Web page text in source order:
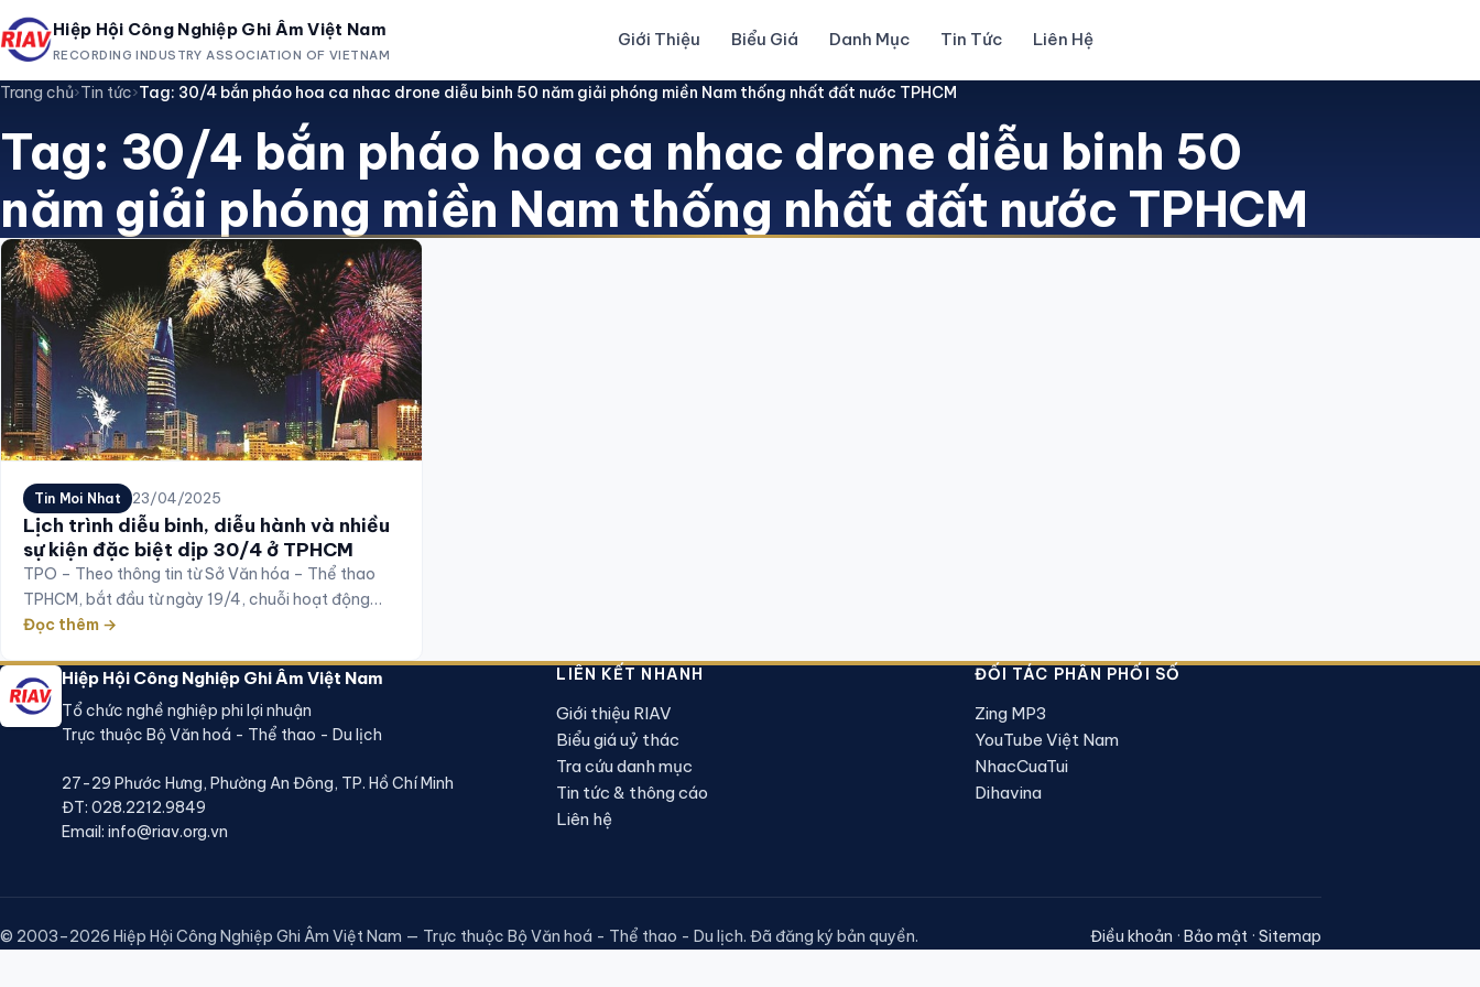
Hiệp Hội Công Nghiệp Ghi Âm Việt Nam
RECORDING INDUSTRY ASSOCIATION OF VIETNAM
Giới Thiệu Biểu Giá Danh Mục Tin Tức Liên Hệ
Trang chủ›Tin tức›Tag: 30/4 bắn pháo hoa ca nhac drone diễu binh 50 năm giải phóng miền Nam thống nhất đất nước TPHCM
Tag: 30/4 bắn pháo hoa ca nhac drone diễu binh 50
năm giải phóng miền Nam thống nhất đất nước TPHCM
Tin Moi Nhat 23/04/2025
Lịch trình diễu binh, diễu hành và nhiều
sự kiện đặc biệt dịp 30/4 ở TPHCM
TPO – Theo thông tin từ Sở Văn hóa – Thể thao
TPHCM, bắt đầu từ ngày 19/4, chuỗi hoạt động
văn hoá, thể thao mang chủ đề ‘Sắc màu Thành
nước sẽ được tổ chức liên tục tại TPHCM. Từ tối
19/4, tại toà […]
Đọc thêm →
Hiệp Hội Công Nghiệp Ghi Âm Việt Nam
Tổ chức nghề nghiệp phi lợi nhuận
Trực thuộc Bộ Văn hoá - Thể thao - Du lịch
27-29 Phước Hưng, Phường An Đông, TP. Hồ Chí Minh
ĐT: 028.2212.9849
Email: info@riav.org.vn
LIÊN KẾT NHANH
Giới thiệu RIAV
Biểu giá uỷ thác
Tra cứu danh mục
Tin tức & thông cáo
Liên hệ
ĐỐI TÁC PHÂN PHỐI SỐ
Zing MP3
YouTube Việt Nam
NhacCuaTui
Dihavina
© 2003–2026 Hiệp Hội Công Nghiệp Ghi Âm Việt Nam — Trực thuộc Bộ Văn hoá - Thể thao - Du lịch. Đã đăng ký bản quyền. Điều khoản · Bảo mật · Sitemap